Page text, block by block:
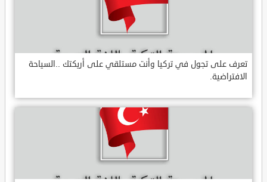
تعرف على تجول في تركيا وأنت مستلقي على أريكتك ..السياحة
الافتراضية.